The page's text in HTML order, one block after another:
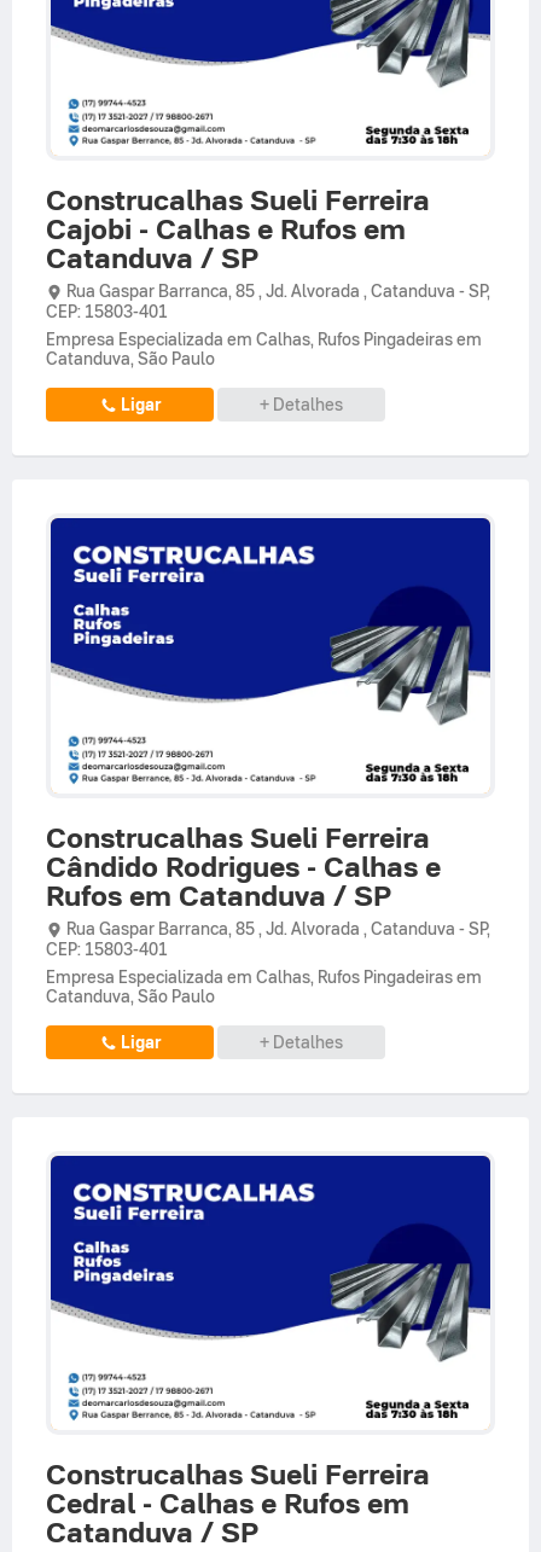
Construcalhas Sueli Ferreira
Cajobi - Calhas e Rufos em
Catanduva / SP
Rua Gaspar Barranca, 85 , Jd. Alvorada , Catanduva - SP,
CEP: 15803-401
Empresa Especializada em Calhas, Rufos Pingadeiras em
Catanduva, São Paulo
Ligar + Detalhes
Construcalhas Sueli Ferreira
Cândido Rodrigues - Calhas e
Rufos em Catanduva / SP
Rua Gaspar Barranca, 85 , Jd. Alvorada , Catanduva - SP,
CEP: 15803-401
Empresa Especializada em Calhas, Rufos Pingadeiras em
Catanduva, São Paulo
Ligar + Detalhes
Construcalhas Sueli Ferreira
Cedral - Calhas e Rufos em
Catanduva / SP